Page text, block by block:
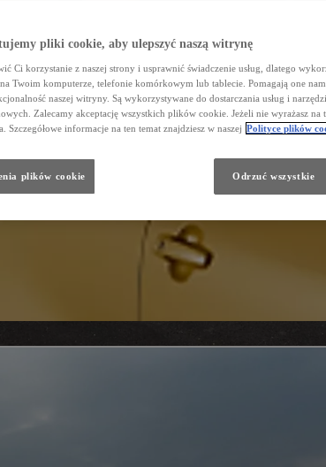
pliki cookie, aby ulepszyć naszą witrynę
Ci korzystanie z naszej strony i usprawnić świadczenie usług, dlatego
na Twoim komputerze, telefonie komórkowym lub tablecie. Pomagają one
naszej witryny. Są wykorzystywane do dostarczania usług i
Zalecamy akceptację wszystkich plików cookie. Jeżeli nie wyrażasz na
Szczegółowe informacje na ten temat znajdziesz w naszej Polityce plików
plików cookie Odrzuć wszystkie